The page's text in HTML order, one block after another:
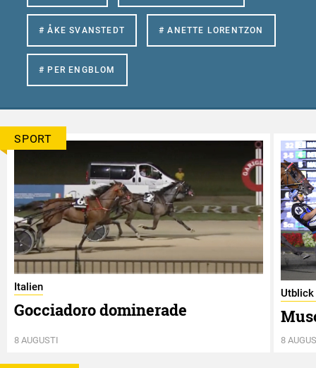
# ÅKE SVANSTEDT # ANETTE LORENTZON
# PER ENGBLOM
SPORT
Italien
Gocciadoro dominerade
8 AUGUSTI
Utblick
8